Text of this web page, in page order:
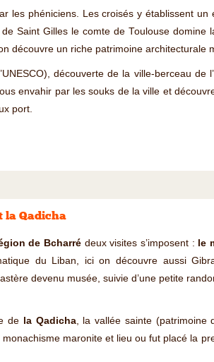
les phéniciens. Les croisés y établissent
Saint Gilles le comte de Toulouse domine
découvre un riche patrimoine architecturale
découverte de la ville-berceau de
envahir par les souks de la ville et
port.
la Qadicha
de Bcharré deux visites s’imposent : le
du Liban, ici on découvre aussi
devenu musée, suivie d’une petite
de la Qadicha, la vallée sainte (patrimoine
maronite et lieu ou fut placé la